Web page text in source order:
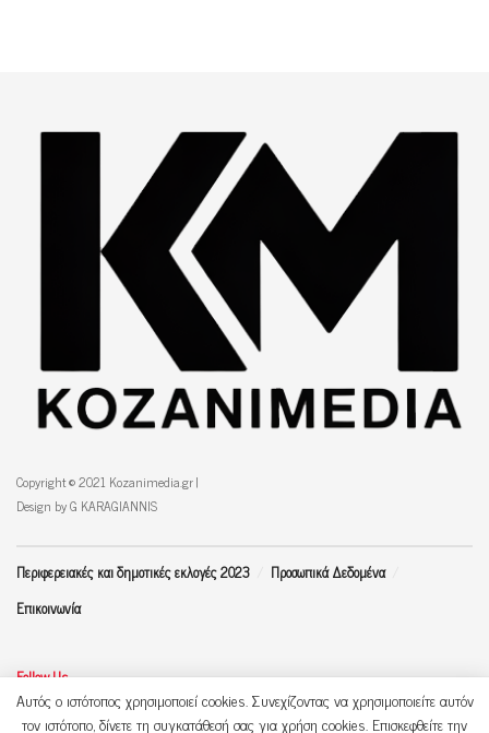
Copyright © 2021 Kozanimedia.gr |
Design by G KARAGIANNIS
Περιφερειακές και δημοτικές εκλογές 2023
Προσωπικά Δεδομένα
Επικοινωνία
Follow Us
Αυτός ο ιστότοπος χρησιμοποιεί cookies. Συνεχίζοντας να χρησιμοποιείτε αυτόν
τον ιστότοπο, δίνετε τη συγκατάθεσή σας για χρήση cookies. Επισκεφθείτε την